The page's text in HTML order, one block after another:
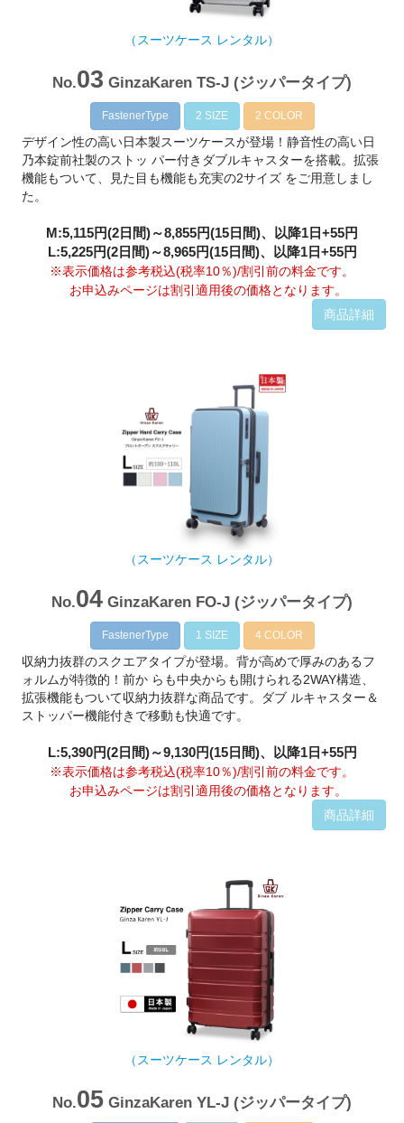
（スーツケース レンタル）
No.03 GinzaKaren TS-J (ジッパータイプ)
FastenerType 2 SIZE 2 COLOR
デザイン性の高い日本製スーツケースが登場！静音性の高い日
乃本錠前社製のストッ パー付きダブルキャスターを搭載。拡張
機能もついて、見た目も機能も充実の2サイズ をご用意しまし
た。
M:5,115円(2日間)～8,855円(15日間)、以降1日+55円
L:5,225円(2日間)～8,965円(15日間)、以降1日+55円
※表示価格は参考税込(税率10％)/割引前の料金です。
お申込みページは割引適用後の価格となります。
商品詳細
（スーツケース レンタル）
No.04 GinzaKaren FO-J (ジッパータイプ)
FastenerType 1 SIZE 4 COLOR
収納力抜群のスクエアタイプが登場。背が高めで厚みのあるフ
ォルムが特徴的！前か らも中央からも開けられる2WAY構造、
拡張機能もついて収納力抜群な商品です。ダブ ルキャスター＆
ストッパー機能付きで移動も快適です。
L:5,390円(2日間)～9,130円(15日間)、以降1日+55円
※表示価格は参考税込(税率10％)/割引前の料金です。
お申込みページは割引適用後の価格となります。
商品詳細
（スーツケース レンタル）
No.05 GinzaKaren YL-J (ジッパータイプ)